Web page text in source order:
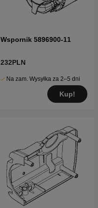
Wspornik 5896900-11
232PLN
Na zam. Wysyłka za 2–5 dni
Kup!